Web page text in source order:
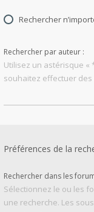
Rechercher
Rechercher par auteur :
Utilisez un astérisque «
souhaitez effectuer
Préférences de la
Rechercher dans les
Sélectionnez le ou les
une recherche. Les